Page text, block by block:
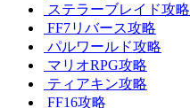
ステラーブレイド攻略
FF7リバース攻略
パルワールド攻略
マリオRPG攻略
ティアキン攻略
FF16攻略